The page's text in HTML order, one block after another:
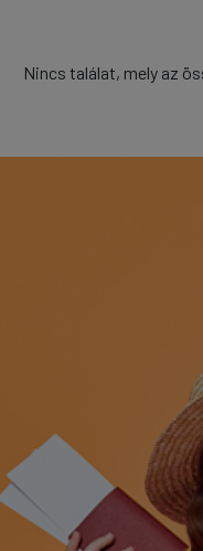
Nincs találat, mely az